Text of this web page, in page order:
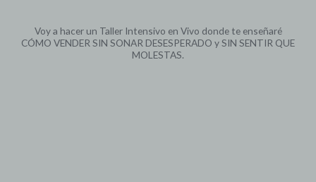
Voy a hacer un Taller Intensivo en Vivo donde te enseñaré
CÓMO VENDER SIN SONAR DESESPERADO y SIN SENTIR QUE
MOLESTAS.